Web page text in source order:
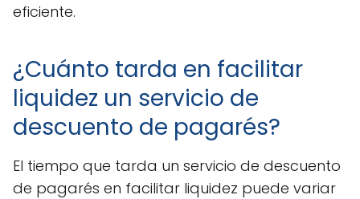
eficiente.
¿Cuánto tarda en facilitar
liquidez un servicio de
descuento de pagarés?
El tiempo que tarda un servicio de descuento
de pagarés en facilitar liquidez puede variar